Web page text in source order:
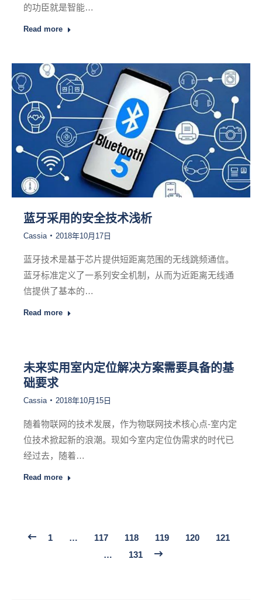
的功臣就是智能…
Read more
蓝牙采用的安全技术浅析
Cassia 2018年10月17日
蓝牙技术是基于芯片提供短距离范围的无线跳频通信。
蓝牙标准定义了一系列安全机制，从而为近距离无线通
信提供了基本的…
Read more
未来实用室内定位解决方案需要具备的基
础要求
Cassia 2018年10月15日
随着物联网的技术发展，作为物联网技术核心点-室内定
位技术掀起新的浪潮。现如今室内定位伪需求的时代已
经过去，随着…
Read more
1 … 117 118 119 120
121
…
131